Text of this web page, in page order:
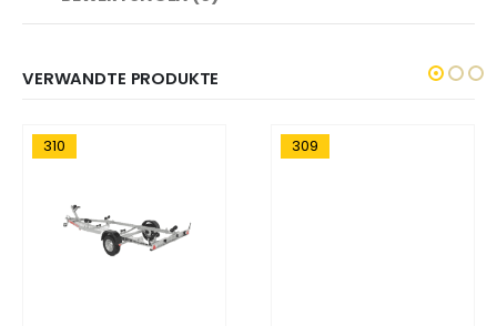
VERWANDTE PRODUKTE
310 309